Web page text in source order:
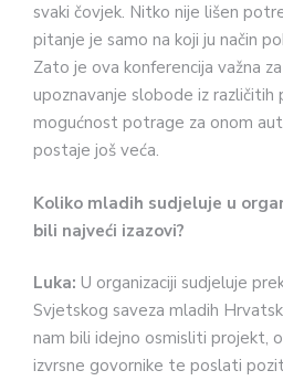
svaki čovjek. Nitko nije lišen
pitanje je samo na koji ju način
Zato je ova konferencija važna
upoznavanje slobode iz različitih
mogućnost potrage za onom
postaje još veća.
Koliko mladih sudjeluje u
bili najveći izazovi?
Luka: U organizaciji sudjeluje
Svjetskog saveza mladih
nam bili idejno osmisliti projekt,
izvrsne govornike te poslati